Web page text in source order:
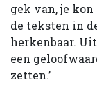
gek van, je
de teksten in
herkenbaar.
een
zetten.’